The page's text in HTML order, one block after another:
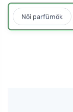
Női parfümök